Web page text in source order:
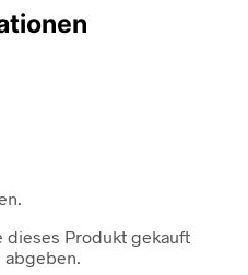
dieses Produkt gekauft
abgeben.